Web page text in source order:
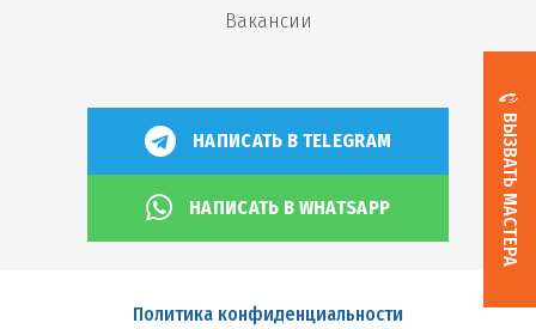
ВЫЗВАТЬ МАСТЕРА
Вакансии
НАПИСАТЬ В TELEGRAM
НАПИСАТЬ В WHATSAPP
Политика конфиденциальности